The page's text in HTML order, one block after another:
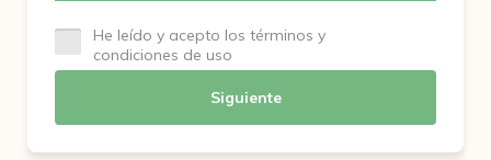
He leído y acepto los términos y
condiciones de uso
Siguiente